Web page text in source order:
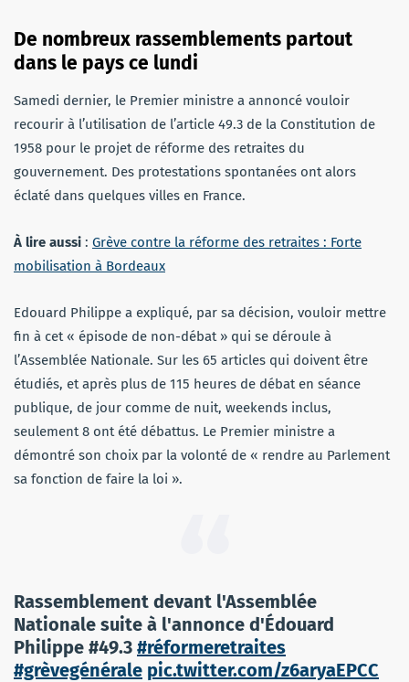
De nombreux rassemblements partout
dans le pays ce lundi
Samedi dernier, le Premier ministre a annoncé vouloir
recourir à l’utilisation de l’article 49.3 de la Constitution de
1958 pour le projet de réforme des retraites du
gouvernement. Des protestations spontanées ont alors
éclaté dans quelques villes en France.
À lire aussi : Grève contre la réforme des retraites : Forte
mobilisation à Bordeaux
Edouard Philippe a expliqué, par sa décision, vouloir mettre
fin à cet « épisode de non-débat » qui se déroule à
l’Assemblée Nationale. Sur les 65 articles qui doivent être
étudiés, et après plus de 115 heures de débat en séance
publique, de jour comme de nuit, weekends inclus,
seulement 8 ont été débattus. Le Premier ministre a
démontré son choix par la volonté de « rendre au Parlement
sa fonction de faire la loi ».
Rassemblement devant l'Assemblée
Nationale suite à l'annonce d'Édouard
Philippe #49.3 #réformeretraites
#grèvegénérale pic.twitter.com/z6aryaEPCC